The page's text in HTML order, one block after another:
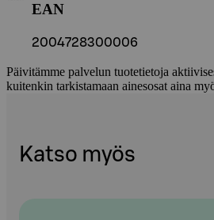
EAN
2004728300006
Päivitämme palvelun tuotetietoja
kuitenkin tarkistamaan ainesosat aina
Katso myös